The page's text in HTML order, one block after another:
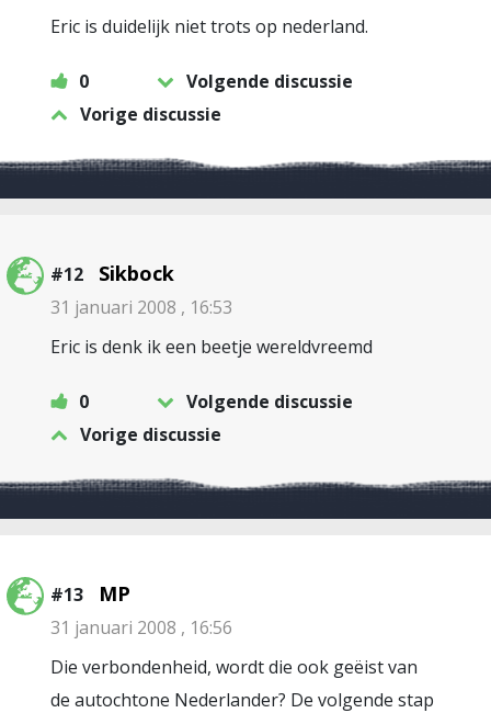
Eric is duidelijk niet trots op nederland.
0
Volgende discussie
Vorige discussie
#12 Sikbock
31 januari 2008 , 16:53
Eric is denk ik een beetje wereldvreemd
0
Volgende discussie
Vorige discussie
#13 MP
31 januari 2008 , 16:56
Die verbondenheid, wordt die ook geëist van
de autochtone Nederlander? De volgende stap